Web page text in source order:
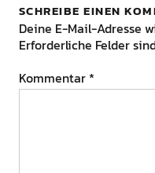
SCHREIBE EINEN
Deine E-Mail-Adresse
Erforderliche Felder
Kommentar *